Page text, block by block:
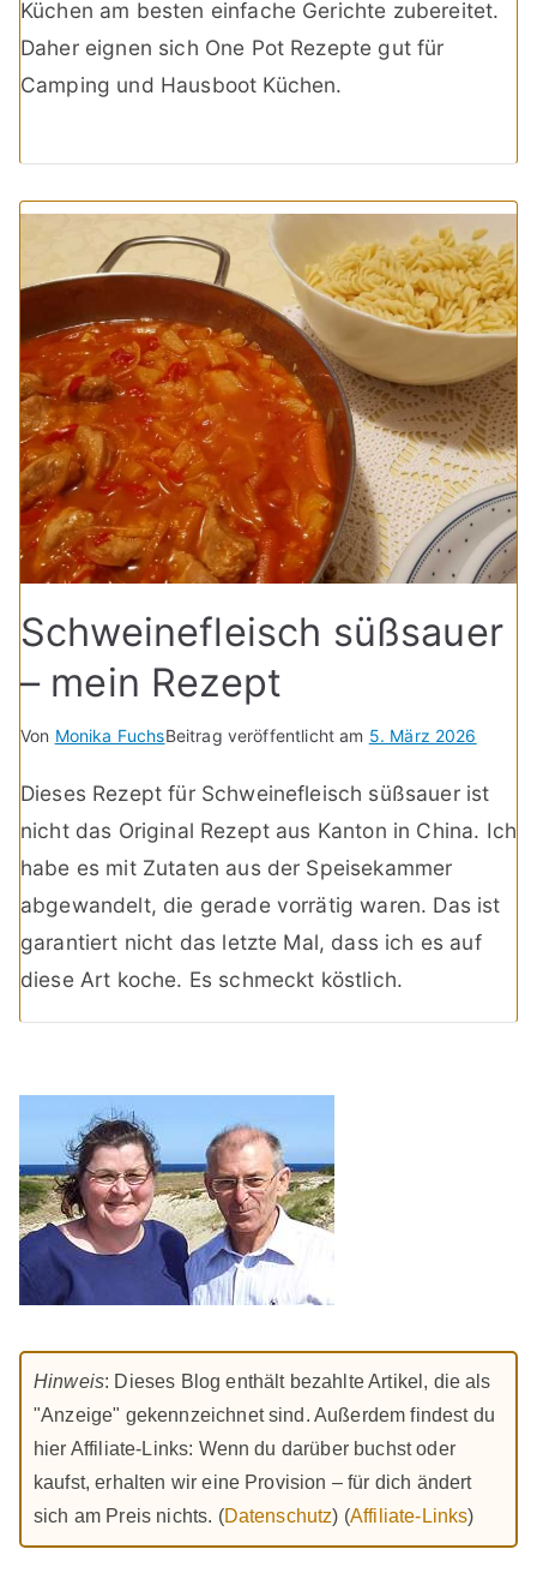
Küchen am besten einfache Gerichte zubereitet.
Daher eignen sich One Pot Rezepte gut für
Camping und Hausboot Küchen.
Schweinefleisch süßsauer
– mein Rezept
Von Monika FuchsBeitrag veröffentlicht am 5. März 2026
Dieses Rezept für Schweinefleisch süßsauer ist
nicht das Original Rezept aus Kanton in China. Ich
habe es mit Zutaten aus der Speisekammer
abgewandelt, die gerade vorrätig waren. Das ist
garantiert nicht das letzte Mal, dass ich es auf
diese Art koche. Es schmeckt köstlich.
Hinweis: Dieses Blog enthält bezahlte Artikel, die als
"Anzeige" gekennzeichnet sind. Außerdem findest du
hier Affiliate-Links: Wenn du darüber buchst oder
kaufst, erhalten wir eine Provision – für dich ändert
sich am Preis nichts. (Datenschutz) (Affiliate-Links)